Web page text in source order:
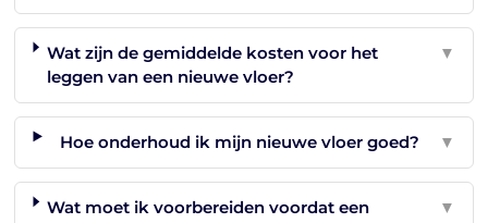
Wat zijn de gemiddelde kosten voor het
leggen van een nieuwe vloer?
▼
Hoe onderhoud ik mijn nieuwe vloer goed? ▼
Wat moet ik voorbereiden voordat een
▼